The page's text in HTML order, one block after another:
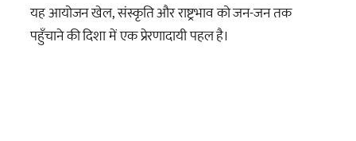
यह आयोजन खेल, संस्कृति और राष्ट्रभाव को जन-जन तक
पहुँचाने की दिशा में एक प्रेरणादायी पहल है।